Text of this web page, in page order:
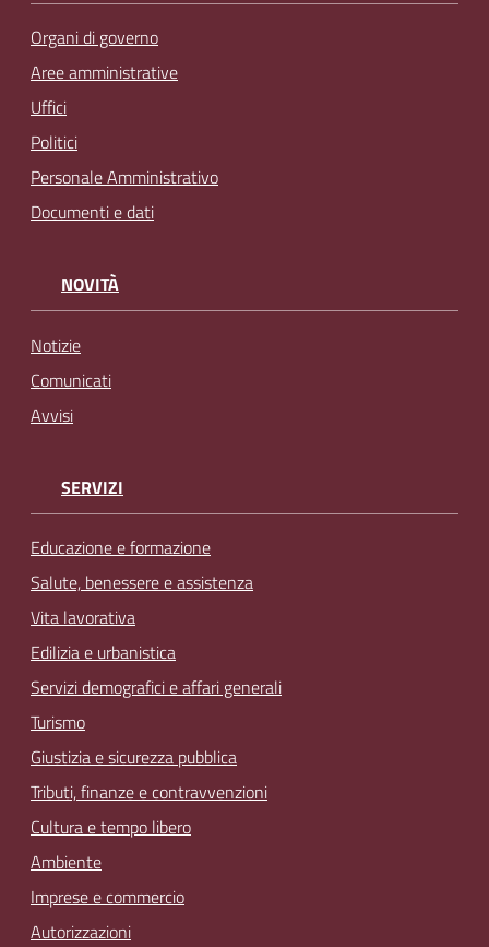
Organi di governo
Aree amministrative
Uffici
Politici
Personale Amministrativo
Documenti e dati
NOVITÀ
Notizie
Comunicati
Avvisi
SERVIZI
Educazione e formazione
Salute, benessere e assistenza
Vita lavorativa
Edilizia e urbanistica
Servizi demografici e affari generali
Turismo
Giustizia e sicurezza pubblica
Tributi, finanze e contravvenzioni
Cultura e tempo libero
Ambiente
Imprese e commercio
Autorizzazioni